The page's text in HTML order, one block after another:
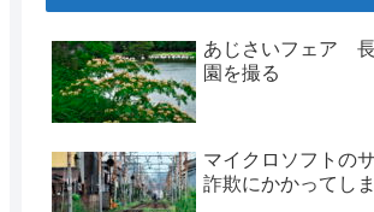
あじさいフェア
園を撮る
マイクロソフトの
詐欺にかかってし